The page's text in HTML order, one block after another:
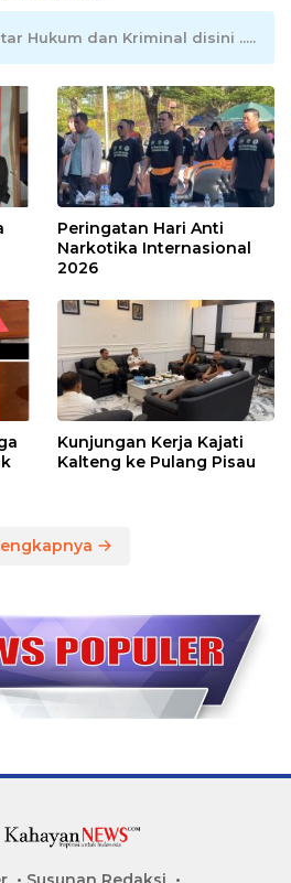
Hukum dan Kriminal disini .....
Peringatan Hari Anti
Narkotika Internasional
2026
Kunjungan Kerja Kajati
Kalteng ke Pulang Pisau